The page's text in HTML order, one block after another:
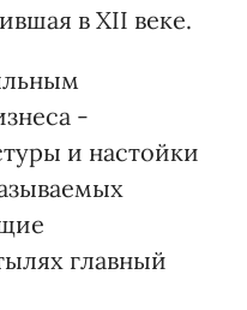
в XII веке.
-
и настойки
главный